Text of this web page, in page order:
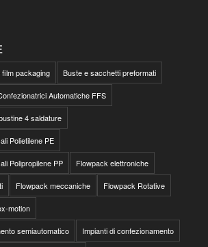
film packaging Buste e sacchetti preformati
Automatiche FFS
4 saldature
Polietilene PE
Polipropilene PP Flowpack elettroniche
Flowpack meccaniche Flowpack Rotative
motion
semiautomatico Impianti di confezionamento